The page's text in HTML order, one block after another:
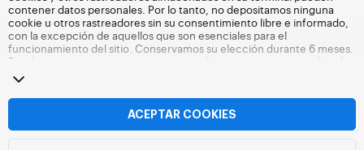
contener datos personales. Por lo tanto, no depositamos ninguna
cookie u otros rastreadores sin su consentimiento libre e informado,
con la excepción de aquellos que son esenciales para el
funcionamiento del sitio. Conservamos su elección durante 6 meses.
Puede retirar su consentimiento en cualquier momento accediendo
a la
navegando sin aceptar el depósito de cookies u otros rastreadores.
La negativa no impide el acceso a los servicios Distri-auto.es. Para
visite la página web de cookies y otros rastreadores
ACEPTAR COOKIES